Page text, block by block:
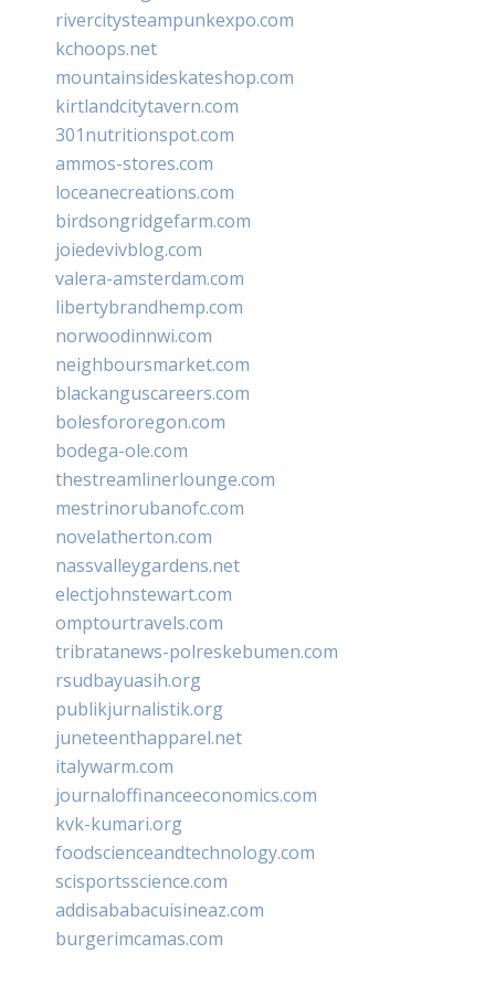
rivercitysteampunkexpo.com
kchoops.net
mountainsideskateshop.com
kirtlandcitytavern.com
301nutritionspot.com
ammos-stores.com
loceanecreations.com
birdsongridgefarm.com
joiedevivblog.com
valera-amsterdam.com
libertybrandhemp.com
norwoodinnwi.com
neighboursmarket.com
blackanguscareers.com
bolesfororegon.com
bodega-ole.com
thestreamlinerlounge.com
mestrinorubanofc.com
novelatherton.com
nassvalleygardens.net
electjohnstewart.com
omptourtravels.com
tribratanews-polreskebumen.com
rsudbayuasih.org
publikjurnalistik.org
juneteenthapparel.net
italywarm.com
journaloffinanceeconomics.com
kvk-kumari.org
foodscienceandtechnology.com
scisportsscience.com
addisababacuisineaz.com
burgerimcamas.com